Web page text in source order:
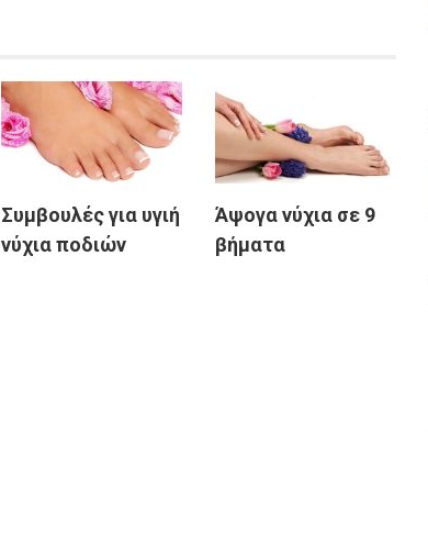
Συμβουλές για υγιή
νύχια ποδιών
Άψογα νύχια σε 9
βήματα